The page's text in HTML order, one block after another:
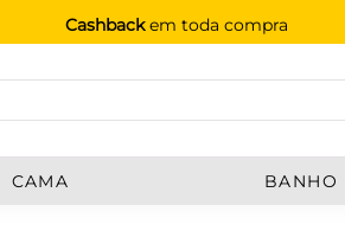
Cashbackem toda compra
CAMA BANHO